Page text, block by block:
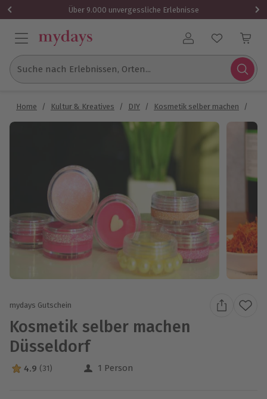
Über 9.000 unvergessliche Erlebnisse
Benutzerkonto
Suche nach Erlebnissen, Orten...
Home / Kultur & Kreatives / DIY / Kosmetik selber machen /
mydays Gutschein
Kosmetik selber machen
Düsseldorf
4.9 Sterne von 5 aus 31 Bewertungen
4.9 (31) 1 Person